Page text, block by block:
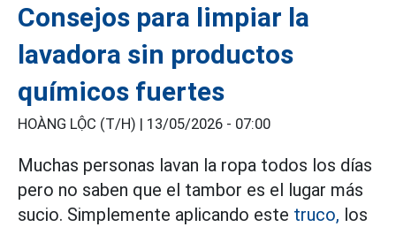
Consejos para limpiar la
lavadora sin productos
químicos fuertes
HOÀNG LỘC (T/H) | 13/05/2026 - 07:00
Muchas personas lavan la ropa todos los días
pero no saben que el tambor es el lugar más
sucio. Simplemente aplicando este truco, los